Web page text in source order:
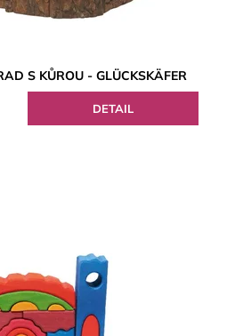
S KŮROU - GLÜCKSKÄFER
DETAIL